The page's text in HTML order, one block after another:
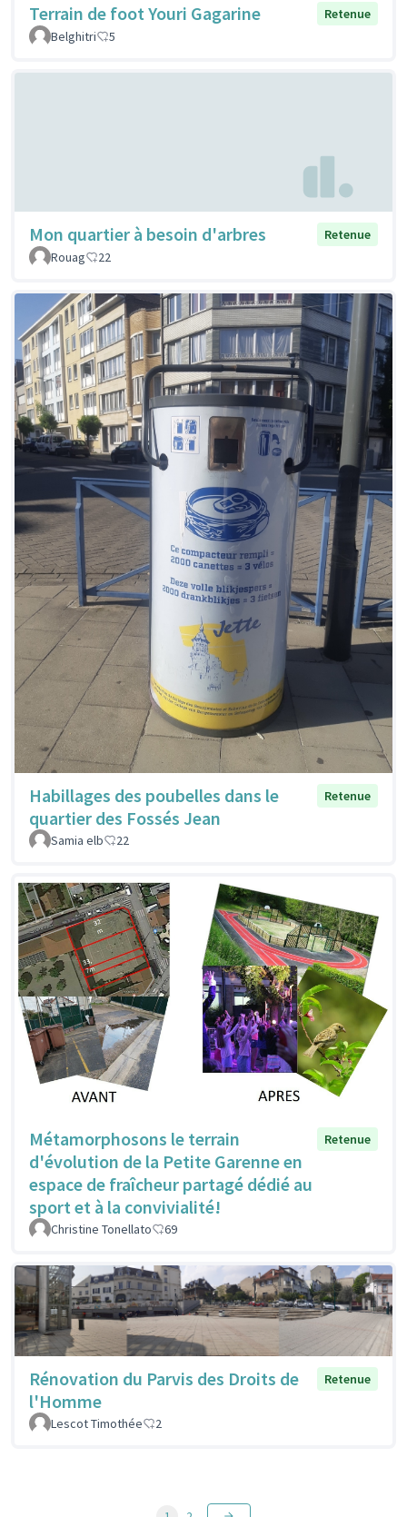
Terrain de foot Youri Gagarine
Retenue
Belghitri
5
Mon quartier à besoin d'arbres
Retenue
Rouag
22
Habillages des poubelles dans le
quartier des Fossés Jean
Retenue
Samia elb 22
Métamorphosons le terrain
d'évolution de la Petite Garenne en
espace de fraîcheur partagé dédié au
sport et à la convivialité!
Retenue
Christine Tonellato 69
Rénovation du Parvis des Droits de
l'Homme
Retenue
Lescot Timothée 2